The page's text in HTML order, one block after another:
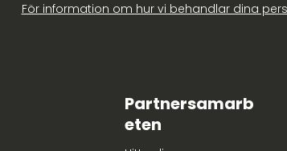
För information om hur vi behandlar dina
Partnersamarb
eten